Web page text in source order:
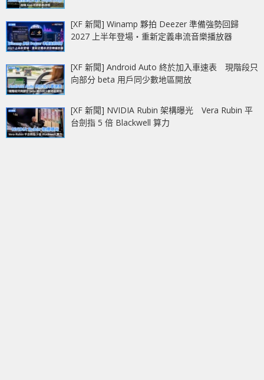
[XF 新聞] Winamp 夥拍 Deezer 準備強勢回歸
2027 上半年登場‧重新定義串流音樂播放器
[XF 新聞] Android Auto 終於加入車速表 現階段只
向部分 beta 用戶同少數地區開放
[XF 新聞] NVIDIA Rubin 架構曝光 Vera Rubin 平
台劍指 5 倍 Blackwell 算力